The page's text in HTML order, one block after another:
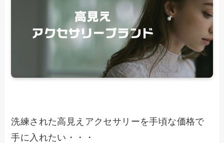
洗練された高見えアクセサリーを手頃な価格で
手に入れたい・・・